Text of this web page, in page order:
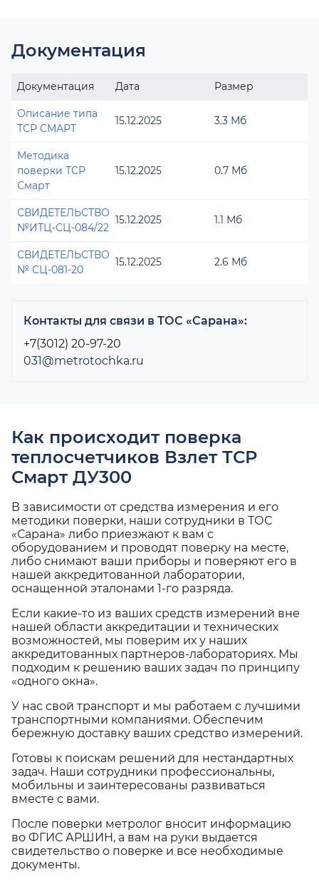
Документация
Документация Дата Размер
Описание типа
ТСР СМАРТ
15.12.2025 3.3 Мб
Методика
поверки ТСР
Смарт
15.12.2025 0.7 Мб
СВИДЕТЕЛЬСТВО
№ИТЦ-СЦ-084/22
15.12.2025 1.1 Мб
СВИДЕТЕЛЬСТВО
№ СЦ-081-20
15.12.2025 2.6 Мб
Контакты для связи в ТОС «Сарана»:
+7(3012) 20-97-20
031@metrotochka.ru
Как происходит поверка
теплосчетчиков Взлет ТСР
Смарт ДУ300
В зависимости от средства измерения и его
методики поверки, наши сотрудники в ТОС
«Сарана» либо приезжают к вам с
оборудованием и проводят поверку на месте,
либо снимают ваши приборы и поверяют его в
нашей аккредитованной лаборатории,
оснащенной эталонами 1-го разряда.
Если какие-то из ваших средств измерений вне
нашей области аккредитации и технических
возможностей, мы поверим их у наших
аккредитованных партнеров-лабораториях. Мы
подходим к решению ваших задач по принципу
«одного окна».
У нас свой транспорт и мы работаем с лучшими
транспортными компаниями. Обеспечим
бережную доставку ваших средство измерений.
Готовы к поискам решений для нестандартных
задач. Наши сотрудники профессиональны,
мобильны и заинтересованы развиваться
вместе с вами.
После поверки метролог вносит информацию
во ФГИС АРШИН, а вам на руки выдается
свидетельство о поверке и все необходимые
документы.